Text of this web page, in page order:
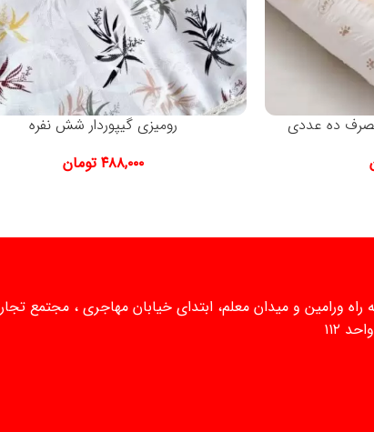
ده عددی
رومیزی گیپوردار شش نفره
۴۸۸,۰۰۰ تومان
ورامین و میدان معلم، ابتدای خیابان مهاجری ، مجتمع
۱۱۲